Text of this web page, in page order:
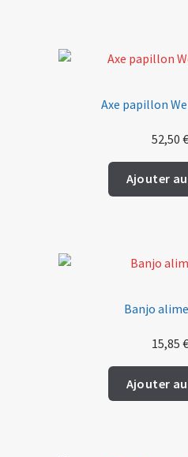
Axe papillon
52,50 €
Ajouter
Banjo
15,85 €
Ajouter